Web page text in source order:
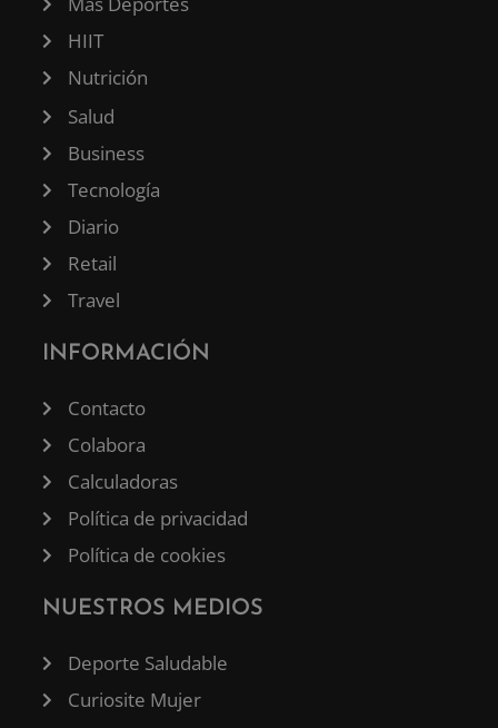
HIIT
Nutrición
Salud
Business
Tecnología
Diario
Retail
Travel
INFORMACIÓN
Contacto
Colabora
Calculadoras
Política de privacidad
Política de cookies
NUESTROS MEDIOS
Deporte Saludable
Curiosite Mujer